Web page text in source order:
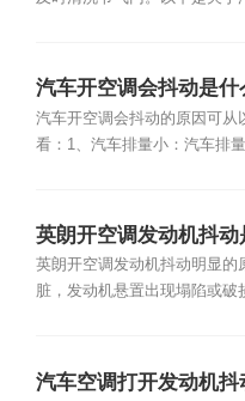
汽车开空调会抖动是什
汽车开空调会抖动的原因可从
看：1、汽车排量小：汽车排量
英朗开空调发动机抖动
英朗开空调发动机抖动明显的
脏，发动机悬置出现塌陷或破
汽车空调打开发动机